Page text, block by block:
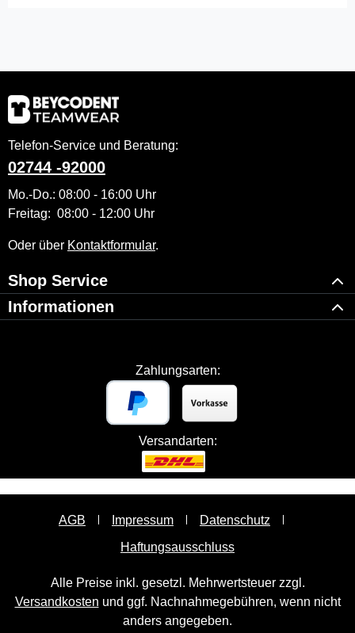
Telefon-Service und Beratung:
02744 -92000
Mo.-Do.: 08:00 - 16:00 Uhr
Freitag: 08:00 - 12:00 Uhr
Oder über Kontaktformular.
Shop Service
Informationen
Zahlungsarten:
Versandarten:
AGB Impressum
Datenschutz
Haftungsausschluss
Alle Preise inkl. gesetzl. Mehrwertsteuer zzgl.
Versandkosten und ggf. Nachnahmegebühren, wenn nicht
anders angegeben.